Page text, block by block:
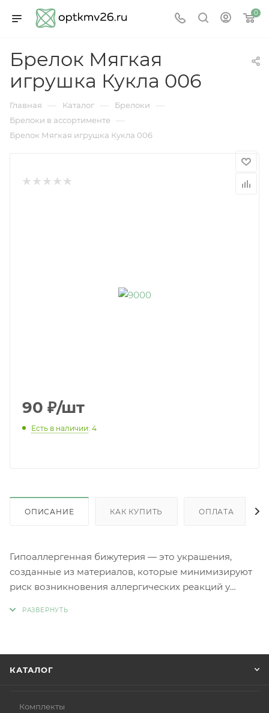
0
Брелок Мягкая
игрушка Кукла 006
Главная — Каталог — Брелоки —
Брелоки в ассортименте —
Брелок Мягкая игрушка Кукла 006
90 ₽/шт
Есть в наличии: 4
ОПИСАНИЕ КАК КУПИТЬ ОПЛАТА
Гипоаллергенная бижутерия — это украшения,
созданные из материалов, которые минимизируют
риск возникновения аллергических реакций у
гипоаллергенной бижутерии используются
Нержавеющая сталь.
КАТАЛОГ
Комплекты